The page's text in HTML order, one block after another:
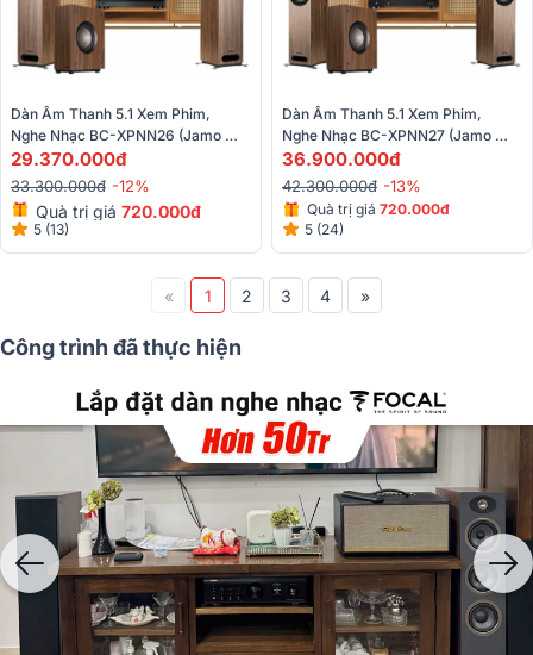
Dàn Âm Thanh 5.1 Xem Phim,
Nghe Nhạc BC-XPNN26 (Jamo
S807 HCS+ Jamo S808+ Yamaha
RX-V4A)
29.370.000đ
33.300.000đ -12%
Quà trị giá 720.000đ
5 (13)
Dàn Âm Thanh 5.1 Xem Phim,
Nghe Nhạc BC-XPNN27 (Jamo
S809 HCS+Denon X1700H+Jamo
S810)
36.900.000đ
42.300.000đ -13%
Quà trị giá 720.000đ
5 (24)
« 1 2 3 4 »
Công trình đã thực hiện